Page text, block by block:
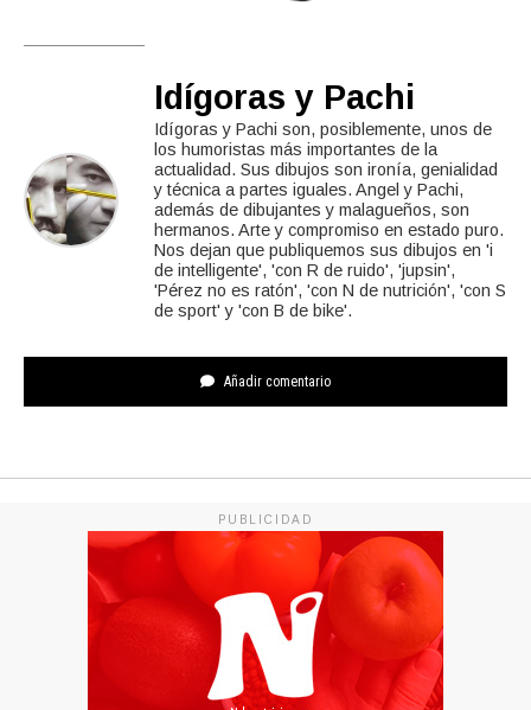
Idígoras y Pachi
Idígoras y Pachi son, posiblemente, unos de
los humoristas más importantes de la
actualidad. Sus dibujos son ironía, genialidad
y técnica a partes iguales. Angel y Pachi,
además de dibujantes y malagueños, son
hermanos. Arte y compromiso en estado puro.
Nos dejan que publiquemos sus dibujos en 'i
de intelligente', 'con R de ruido', 'jupsin',
'Pérez no es ratón', 'con N de nutrición', 'con S
de sport' y 'con B de bike'.
Añadir comentario
PUBLICIDAD